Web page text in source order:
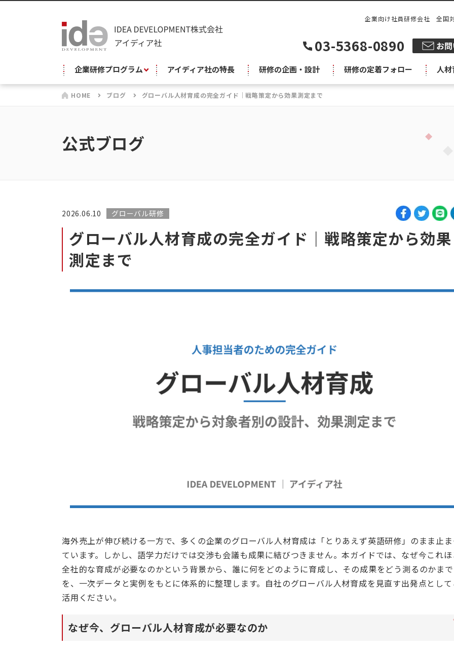
企業向け社員研修会社 全国
03-5368-0890
企業研修プログラム アイディア社の特長 研修の企画・設計 研修の定着フォロー 人
HOME ブログ グローバル人材育成の完全ガイド｜戦略策定から効果測定まで
公式ブログ
2026.06.10 グローバル研修
グローバル人材育成の完全ガイド｜戦略策定から効果
測定まで
海外売上が伸び続ける一方で、多くの企業のグローバル人材育成は「とりあえず英語研修」のまま止ま
ています。しかし、語学力だけでは交渉も会議も成果に結びつきません。本ガイドでは、なぜ今これ
全社的な育成が必要なのかという背景から、誰に何をどのように育成し、その成果をどう測るのかまで
を、一次データと実例をもとに体系的に整理します。自社のグローバル人材育成を見直す出発点とし
活用ください。
なぜ今、グローバル人材育成が必要なのか